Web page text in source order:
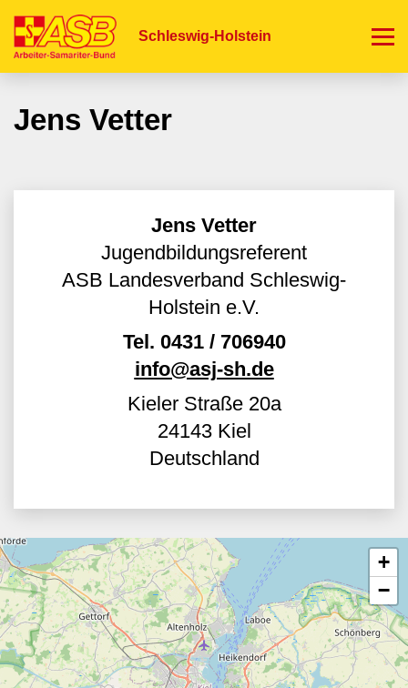
zum
Schleswig-Holstein
Jens Vetter
Jens Vetter
Jugendbildungsreferent
ASB Landesverband Schleswig-
Holstein e.V.
Tel. 0431 / 706940
info@asj-sh.de
Kieler Straße 20a
24143 Kiel
Deutschland
+
−